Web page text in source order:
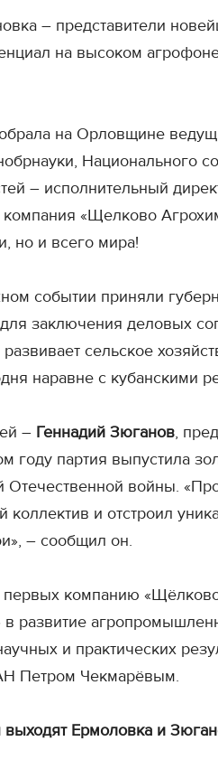
– представители
на высоком
на Орловщине
Национального
– исполнительный
«Щелково
но и всего мира!
событии приняли
заключения деловых
сельское
наравне с кубанскими
– Геннадий Зюганов,
году партия выпустила
Отечественной войны.
коллектив и отстроил
– сообщил он.
первых компанию
развитие
и практических
Петром Чекмарёвым.
Ермоловка и